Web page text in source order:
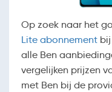
Op zoek naar het
Lite abonnement
alle Ben
vergelijken prijzen
met Ben bij de